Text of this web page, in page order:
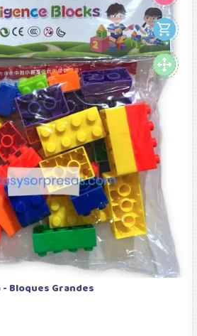
Bloques Grandes